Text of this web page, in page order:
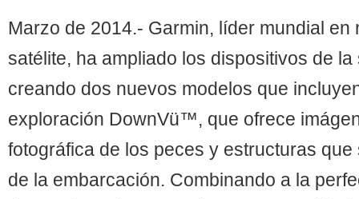
Marzo de 2014.- Garmin, líder mundial en
satélite, ha ampliado los dispositivos de
creando dos nuevos modelos que
exploración DownVü™, que ofrece
fotográfica de los peces y estructuras
de la embarcación. Combinando a la